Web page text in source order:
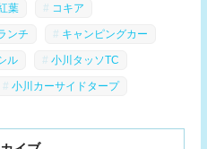
葉 コキア
ンチ キャンピングカー
ル 小川タッソTC
小川カーサイドタープ